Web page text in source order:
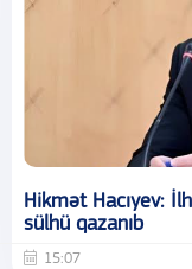
Hikmət Hacıyev:
sülhü qazanıb
15:07